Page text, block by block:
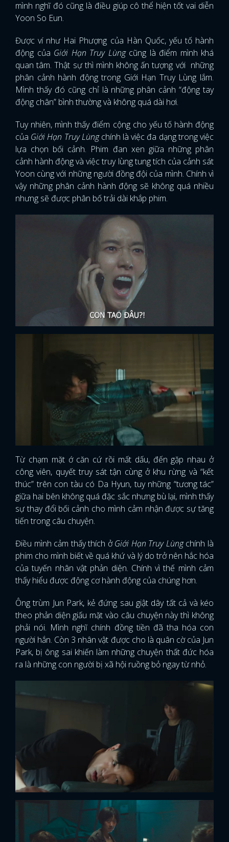
mình nghĩ đó cũng là điều giúp cô thể hiện tốt vai diễn
Yoon So Eun.
Được ví như Hai Phượng của Hàn Quốc, yếu tố hành
động của Giới Hạn Truy Lùng cũng là điểm mình khá
quan tâm. Thật sự thì mình không ấn tượng với những
phân cảnh hành động trong Giới Hạn Truy Lùng lắm.
Mình thấy đó cũng chỉ là những phân cảnh “động tay
động chân” bình thường và không quá dài hơi.
Tuy nhiên, mình thấy điểm cộng cho yếu tố hành động
của Giới Hạn Truy Lùngchính là việc đa dạng trong việc
lựa chọn bối cảnh. Phim đan xen giữa những phân
cảnh hành động và việc truy lùng tung tích của cảnh sát
Yoon cùng với những người đồng đội của mình. Chính vì
vậy những phân cảnh hành động sẽ không quá nhiều
nhưng sẽ được phân bố trải dài khắp phim.
Từ chạm mặt ớ căn cứ rồi mất dấu, đến gặp nhau ở
công viên, quyết truy sát tận cùng ở khu rừng và “kết
thúc” trên con tàu có Da Hyun, tuy những “tương tác”
giữa hai bên không quá đặc sắc nhưng bù lại, mình thấy
sự thay đổi bối cảnh cho mình cảm nhận được sự tăng
tiến trong câu chuyện.
Điều mình cảm thấy thích ởGiới Hạn Truy Lùngchính là
phim cho mình biết về quá khứ và lý do trở nên hắc hóa
của tuyến nhân vật phản diện. Chính vì thế mình cảm
thấy hiểu được động cơ hành động của chúng hơn.
Ông trùm Jun Park, kẻ đứng sau giật dây tất cả và kéo
theo phản diện giấu mặt vào câu chuyện này thì không
phải nói. Mình nghĩ chính đồng tiền đã tha hóa con
người hắn. Còn 3 nhân vật được cho là quân cờ của Jun
Park, bị ông sai khiến làm những chuyện thất đức hóa
ra là những con người bị xã hội ruồng bỏ ngay từ nhỏ.